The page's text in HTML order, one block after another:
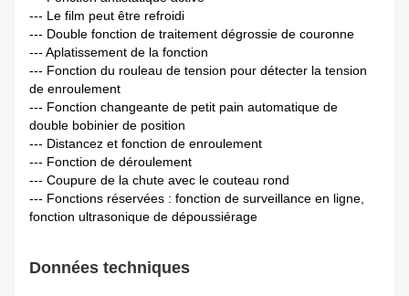
--- Le film peut être refroidi
--- Double fonction de traitement dégrossie de couronne
--- Aplatissement de la fonction
--- Fonction du rouleau de tension pour détecter la tension
de enroulement
--- Fonction changeante de petit pain automatique de
double bobinier de position
--- Distancez et fonction de enroulement
--- Fonction de déroulement
--- Coupure de la chute avec le couteau rond
--- Fonctions réservées : fonction de surveillance en ligne,
fonction ultrasonique de dépoussiérage
Données techniques